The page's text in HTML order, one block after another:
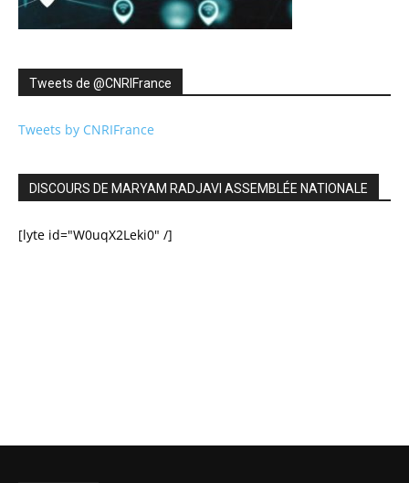
Tweets de ‎@CNRIFrance
Tweets by CNRIFrance
DISCOURS DE MARYAM RADJAVI ASSEMBLÉE NATIONALE
[lyte id="W0uqX2Leki0" /]